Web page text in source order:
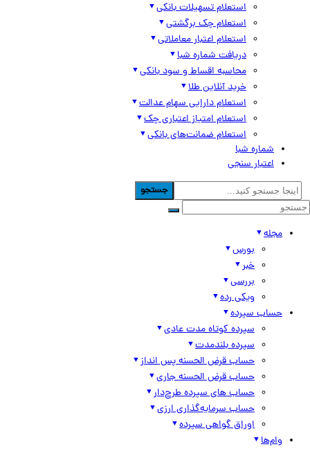
استعلام تسهیلات بانکی
استعلام چک برگشتی
استعلام اعتبار معاملاتی
دریافت شماره شبا
محاسبه اقساط و سود بانکی
خرید آنلاین طلا
استعلام دارایی سهام عدالت
استعلام امتیاز اعتباری چک
استعلام ضمانت‌های بانکی
شماره شبا
اعتبار سنجی
جستجو
مجله
بورس
خبر
بررسی
ویکی رده
حساب سپرده
سپرده کوتاه مدت عادی
سپرده بلندمدت
حساب قرض الحسنه پس انداز
حساب قرض الحسنه جاری
حساب های سپرده طرح‌دار
حساب سرمایه‌گذاری ارزی
اوراق گواهی سپرده
وام‌ها